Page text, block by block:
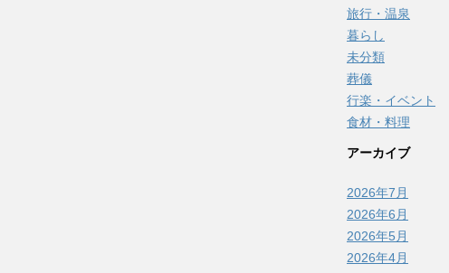
旅行・温泉
暮らし
未分類
葬儀
行楽・イベント
食材・料理
アーカイブ
2026年7月
2026年6月
2026年5月
2026年4月